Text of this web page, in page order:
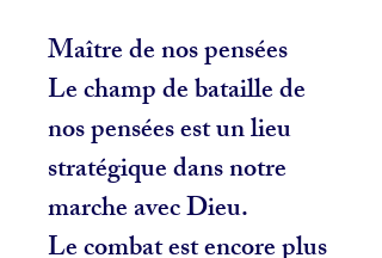
Maître de nos pensées
Le champ de bataille de
nos pensées est un lieu
stratégique dans notre
marche avec Dieu.